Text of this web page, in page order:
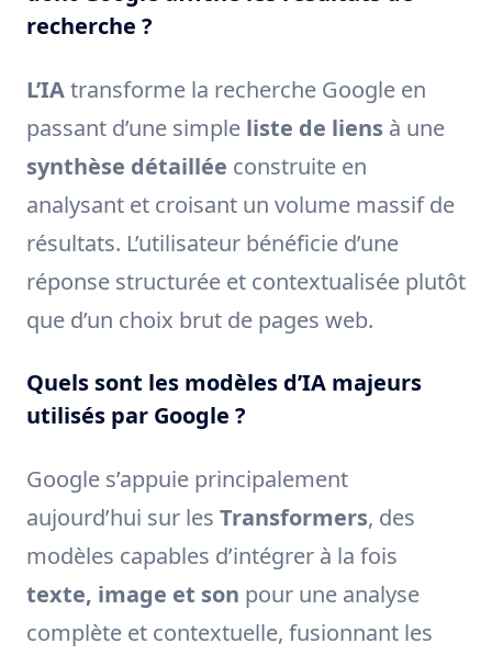
recherche ?
L’IAtransforme la recherche Google en
passant d’une simple liste de liens à une
synthèse détaillée construite en
analysant et croisant un volume massif de
résultats. L’utilisateur bénéficie d’une
réponse structurée et contextualisée plutôt
que d’un choix brut de pages web.
Quels sont les modèles d’IA majeurs
utilisés par Google ?
Google s’appuie principalement
aujourd’hui sur les Transformers, des
modèles capables d’intégrer à la fois
texte, image et son pour une analyse
complète et contextuelle, fusionnant les